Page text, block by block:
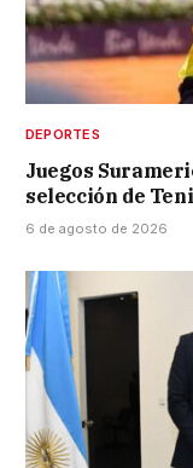
DEPORTES
Juegos
selección de
6 de agosto de 2026